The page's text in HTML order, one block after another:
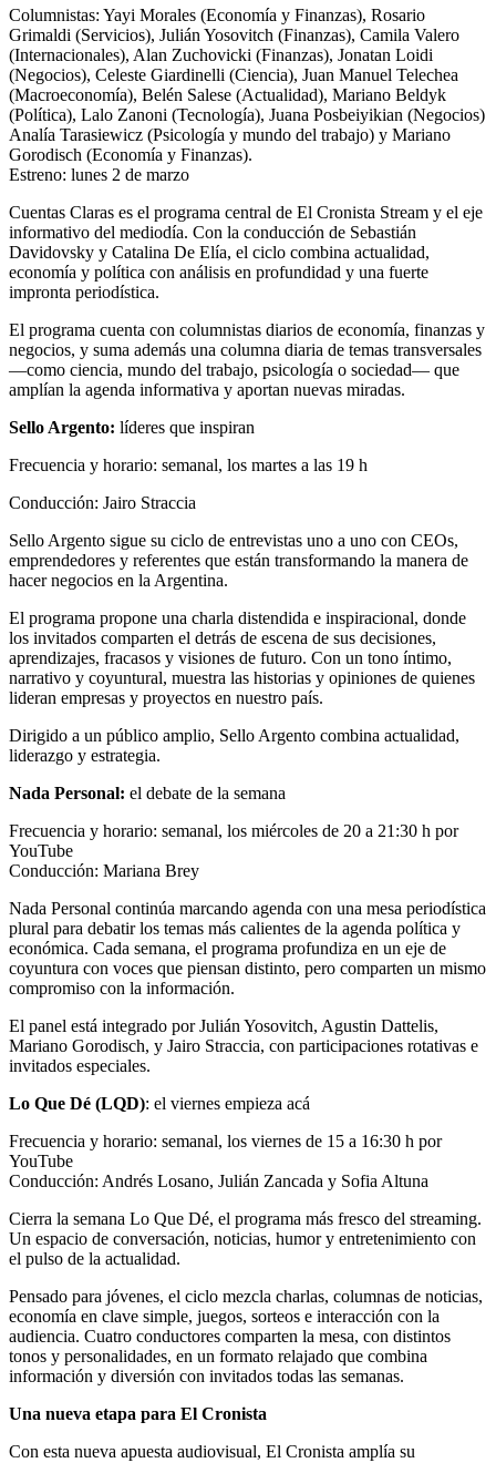
Columnistas: Yayi Morales (Economía y Finanzas), Rosario
Grimaldi (Servicios), Julián Yosovitch (Finanzas), Camila Valero
(Internacionales), Alan Zuchovicki (Finanzas), Jonatan Loidi
(Negocios), Celeste Giardinelli (Ciencia), Juan Manuel Telechea
(Macroeconomía), Belén Salese (Actualidad), Mariano Beldyk
(Política), Lalo Zanoni (Tecnología), Juana Posbeiyikian (Negocios)
Analía Tarasiewicz (Psicología y mundo del trabajo) y Mariano
Gorodisch (Economía y Finanzas).
Estreno: lunes 2 de marzo
Cuentas Claras es el programa central de El Cronista Stream y el eje
informativo del mediodía. Con la conducción de Sebastián
Davidovsky y Catalina De Elía, el ciclo combina actualidad,
economía y política con análisis en profundidad y una fuerte
impronta periodística.
El programa cuenta con columnistas diarios de economía, finanzas y
negocios, y suma además una columna diaria de temas transversales
—como ciencia, mundo del trabajo, psicología o sociedad— que
amplían la agenda informativa y aportan nuevas miradas.
Sello Argento: líderes que inspiran
Frecuencia y horario: semanal, los martes a las 19 h
Conducción: Jairo Straccia
Sello Argento sigue su ciclo de entrevistas uno a uno con CEOs,
emprendedores y referentes que están transformando la manera de
hacer negocios en la Argentina.
El programa propone una charla distendida e inspiracional, donde
los invitados comparten el detrás de escena de sus decisiones,
aprendizajes, fracasos y visiones de futuro. Con un tono íntimo,
narrativo y coyuntural, muestra las historias y opiniones de quienes
lideran empresas y proyectos en nuestro país.
Dirigido a un público amplio, Sello Argento combina actualidad,
liderazgo y estrategia.
Nada Personal: el debate de la semana
Frecuencia y horario: semanal, los miércoles de 20 a 21:30 h por
YouTube
Conducción: Mariana Brey
Nada Personal continúa marcando agenda con una mesa periodística
plural para debatir los temas más calientes de la agenda política y
económica. Cada semana, el programa profundiza en un eje de
coyuntura con voces que piensan distinto, pero comparten un mismo
compromiso con la información.
El panel está integrado por Julián Yosovitch, Agustin Dattelis,
Mariano Gorodisch, y Jairo Straccia, con participaciones rotativas e
invitados especiales.
Lo Que Dé (LQD): el viernes empieza acá
Frecuencia y horario: semanal, los viernes de 15 a 16:30 h por
YouTube
Conducción: Andrés Losano, Julián Zancada y Sofia Altuna
Cierra la semana Lo Que Dé, el programa más fresco del streaming.
Un espacio de conversación, noticias, humor y entretenimiento con
el pulso de la actualidad.
Pensado para jóvenes, el ciclo mezcla charlas, columnas de noticias,
economía en clave simple, juegos, sorteos e interacción con la
audiencia. Cuatro conductores comparten la mesa, con distintos
tonos y personalidades, en un formato relajado que combina
información y diversión con invitados todas las semanas.
Una nueva etapa para El Cronista
Con esta nueva apuesta audiovisual, El Cronista amplía su